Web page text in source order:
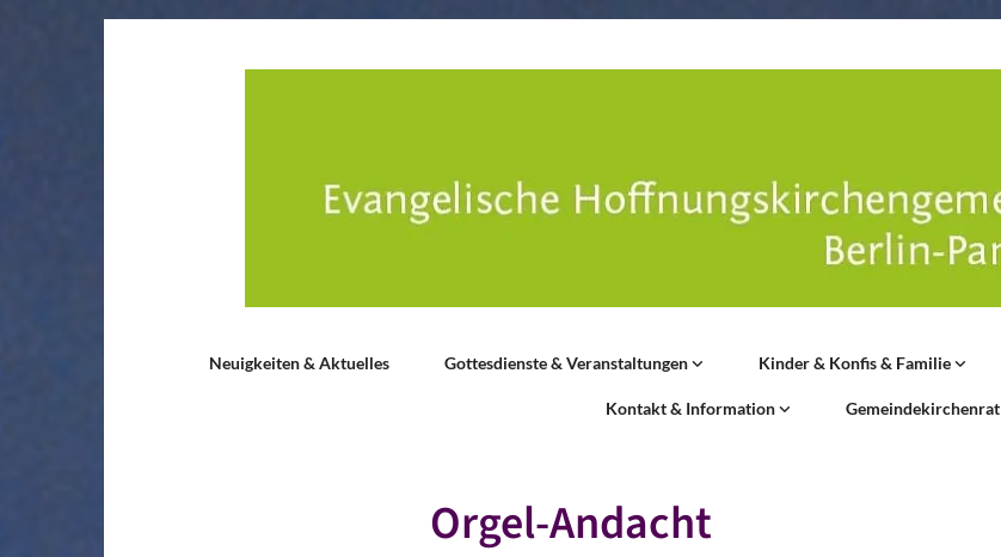
Neuigkeiten & Aktuelles Gottesdienste & Veranstaltungen Kinder & Konfis & Familie
Kontakt & Information Gemeindekirchenrat
Orgel-Andacht